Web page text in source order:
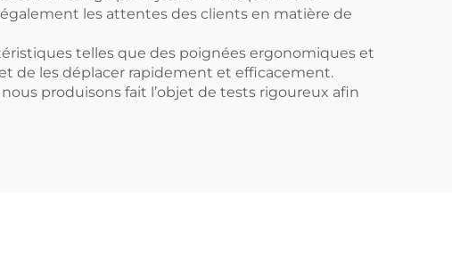
les attentes des clients en matière de
telles que des poignées ergonomiques et
de les déplacer rapidement et efficacement.
produisons fait l’objet de tests rigoureux afin